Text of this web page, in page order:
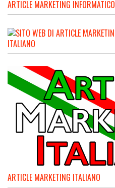
ARTICLE MARKETING INFORMATICO
ITALIANO
ARTICLE MARKETING ITALIANO